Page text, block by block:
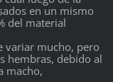
en un mismo
del material
variar mucho, pero
hembras, debido al
macho,